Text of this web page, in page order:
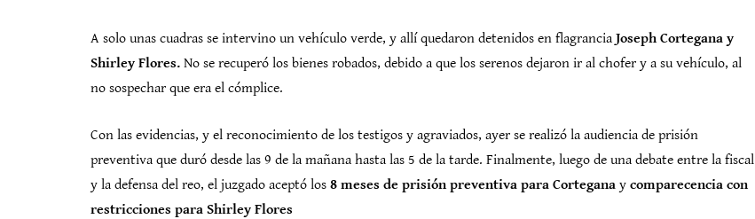
A solo unas cuadras se intervino un vehículo verde, y allí quedaron detenidos en flagrancia Joseph Cortegana y
Shirley Flores. No se recuperó los bienes robados, debido a que los serenos dejaron ir al chofer y a su vehículo, al
no sospechar que era el cómplice.
Con las evidencias, y el reconocimiento de los testigos y agraviados, ayer se realizó la audiencia de prisión
preventiva que duró desde las 9 de la mañana hasta las 5 de la tarde. Finalmente, luego de una debate entre la fiscal
y la defensa del reo, el juzgado aceptó los 8 meses de prisión preventiva para Cortegana y comparecencia con
restricciones para Shirley Flores